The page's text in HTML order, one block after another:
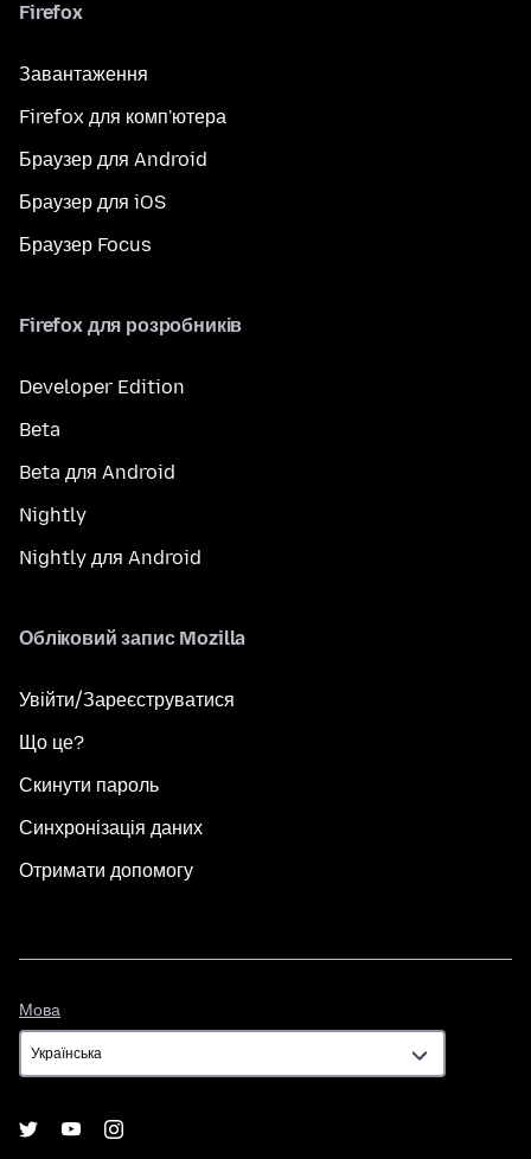
Firefox
Завантаження
Firefox для комп'ютера
Браузер для Android
Браузер для iOS
Браузер Focus
Firefox для розробників
Developer Edition
Beta
Beta для Android
Nightly
Nightly для Android
Обліковий запис Mozilla
Увійти/Зареєструватися
Що це?
Скинути пароль
Синхронізація даних
Отримати допомогу
Мова